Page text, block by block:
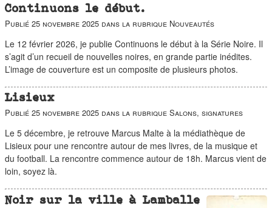
Continuons le début.
Publié 25 novembre 2025 dans la rubrique Nouveautés
Le 12 février 2026, je publie Continuons le début à la Série Noire. Il
s’agit d’un recueil de nouvelles noires, en grande partie inédites.
L’image de couverture est un composite de plusieurs photos.
Lisieux
Publié 25 novembre 2025 dans la rubrique Salons, signatures
Le 5 décembre, je retrouve Marcus Malte à la médiathèque de
Lisieux pour une rencontre autour de mes livres, de la musique et
du football. La rencontre commence autour de 18h. Marcus vient de
loin, soyez là.
Noir sur la ville à Lamballe